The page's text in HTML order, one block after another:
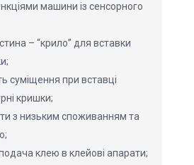
машини із сенсорного
– “крило” для вставки
суміщення при вставці
кришки;
з низьким споживанням та
клею в клейові апарати;